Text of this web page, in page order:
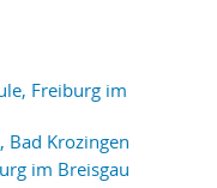
Freiburg im
Bad Krozingen
im Breisgau